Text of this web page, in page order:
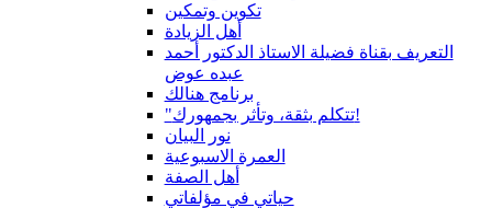
تكوين وتمكين
أهل الزيادة
التعريف بقناة فضيلة الاستاذ الدكتور أحمد
عبده عوض
برنامج هنالك
"تتكلم بثقة، وتأثر بجمهورك!
نور البيان
العمرة الاسبوعية
أهل الصفة
حياتي في مؤلفاتي